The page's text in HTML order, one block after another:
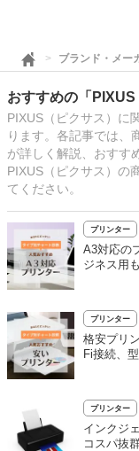
ブランド・メー
おすすめの「
PIXUS（ピクサス）に
ります。各記事では、
が詳しく解説、おすす
PIXUS（ピクサス）の
てください。
プリンター
A3対応の
ジネス用
プリンター
格安プリ
Fi接続、
プリンター
インクジ
コスパ抜